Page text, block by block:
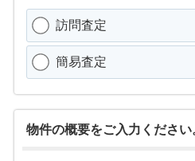
訪問査定
簡易査定
物件の概要をご入力ください